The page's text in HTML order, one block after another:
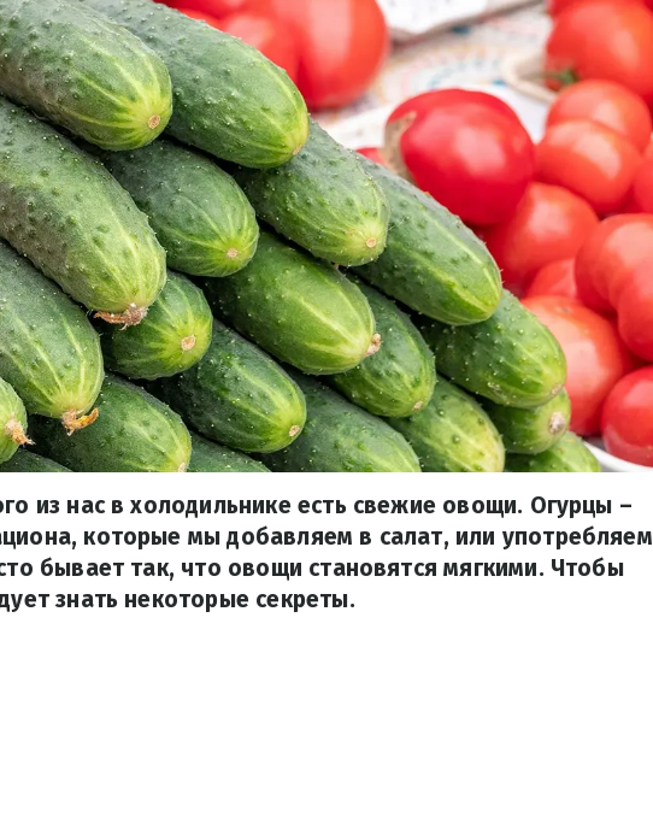
из нас в холодильнике есть свежие овощи. Огурцы –
которые мы добавляем в салат, или употребляем
бывает так, что овощи становятся мягкими. Чтобы
знать некоторые секреты.